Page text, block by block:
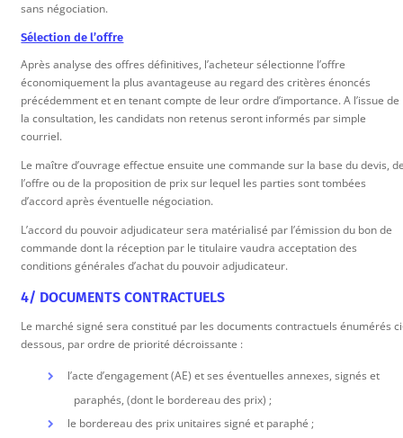
sans négociation.
Sélection de l’offre
Après analyse des offres définitives, l’acheteur sélectionne l’offre
économiquement la plus avantageuse au regard des critères énoncés
précédemment et en tenant compte de leur ordre d’importance. A l’issue de
la consultation, les candidats non retenus seront informés par simple
courriel.
Le maître d’ouvrage effectue ensuite une commande sur la base du devis,
l’offre ou de la proposition de prix sur lequel les parties sont tombées
d’accord après éventuelle négociation.
L’accord du pouvoir adjudicateur sera matérialisé par l’émission du bon de
commande dont la réception par le titulaire vaudra acceptation des
conditions générales d’achat du pouvoir adjudicateur.
4/ DOCUMENTS CONTRACTUELS
Le marché signé sera constitué par les documents contractuels énumérés
dessous, par ordre de priorité décroissante :
l’acte d’engagement (AE) et ses éventuelles annexes, signés et
paraphés, (dont le bordereau des prix) ;
le bordereau des prix unitaires signé et paraphé ;